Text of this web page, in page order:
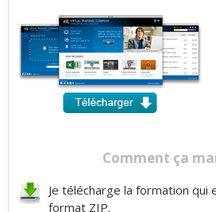
Comment ça
Je télécharge la formation qui
format ZIP.